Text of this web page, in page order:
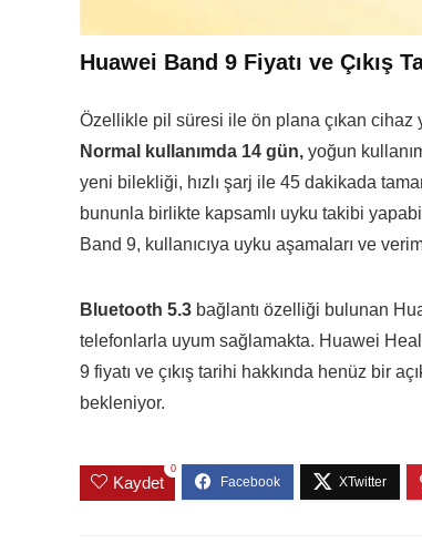
Huawei Band 9 Fiyatı ve Çıkış
Özellikle pil süresi ile ön plana çıkan cihaz
Normal kullanımda 14 gün, yoğun
yeni bilekliği, hızlı şarj ile 45 dakikada
bununla birlikte kapsamlı uyku takibi
Band 9, kullanıcıya uyku aşamaları ve
Bluetooth 5.3 bağlantı özelliği bulunan
telefonlarla uyum sağlamakta. Huawei
9 fiyatı ve çıkış tarihi hakkında henüz bir
bekleniyor.
Kaydet
0